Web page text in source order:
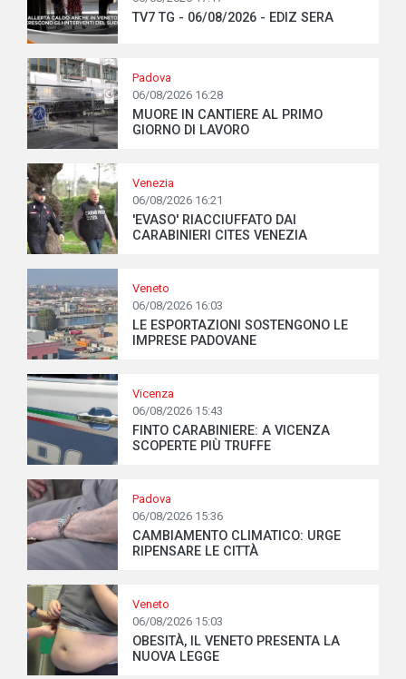
TV7 TG - 06/08/2026 - EDIZ SERA
Padova
06/08/2026 16:28
MUORE IN CANTIERE AL PRIMO
GIORNO DI LAVORO
Venezia
06/08/2026 16:21
'EVASO' RIACCIUFFATO DAI
CARABINIERI CITES VENEZIA
Veneto
06/08/2026 16:03
LE ESPORTAZIONI SOSTENGONO LE
IMPRESE PADOVANE
Vicenza
06/08/2026 15:43
FINTO CARABINIERE: A VICENZA
SCOPERTE PIÙ TRUFFE
Padova
06/08/2026 15:36
CAMBIAMENTO CLIMATICO: URGE
RIPENSARE LE CITTÀ
Veneto
06/08/2026 15:03
OBESITÀ, IL VENETO PRESENTA LA
NUOVA LEGGE